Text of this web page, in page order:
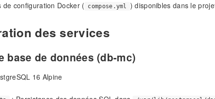
de configuration Docker (
compose.yml ) disponibles dans le
des services
base de données (db-mc)
16 Alpine